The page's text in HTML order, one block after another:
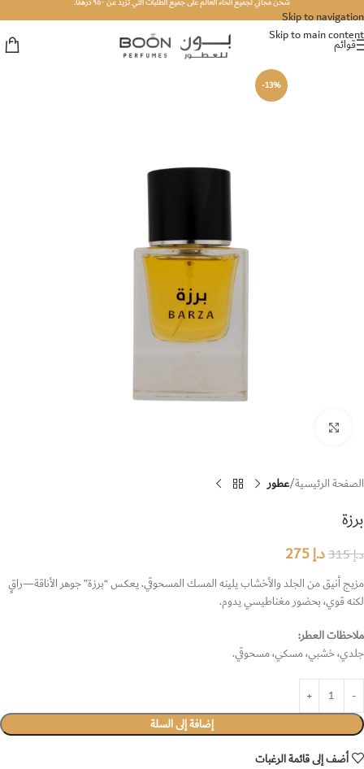
Skip to navigation
Skip to main content
قوائم
-13%
الصفحة الرئيسية عطور
برزة
د.إ315 د.إ
مزيج أنيق من الجلد والأخشاب يلينه المسك المسحوقي. يعكس “برزة” جوهر الأناقة—راقٍ
لكنه قوي، بحضور مغناطيسي يدوم.
ملاحظات العطر:
جلدي، خشبي، مسكي، مسحوقي.
إضافة إلى السلة
أضف إلى قائمة الرغبات